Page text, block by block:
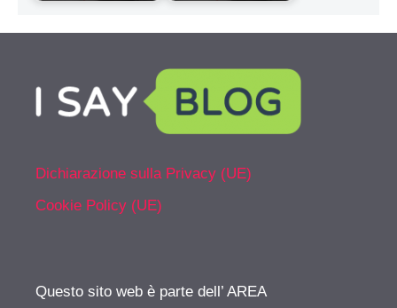
Dichiarazione sulla Privacy (UE)
Cookie Policy (UE)
Questo sito web è parte dell’ AREA